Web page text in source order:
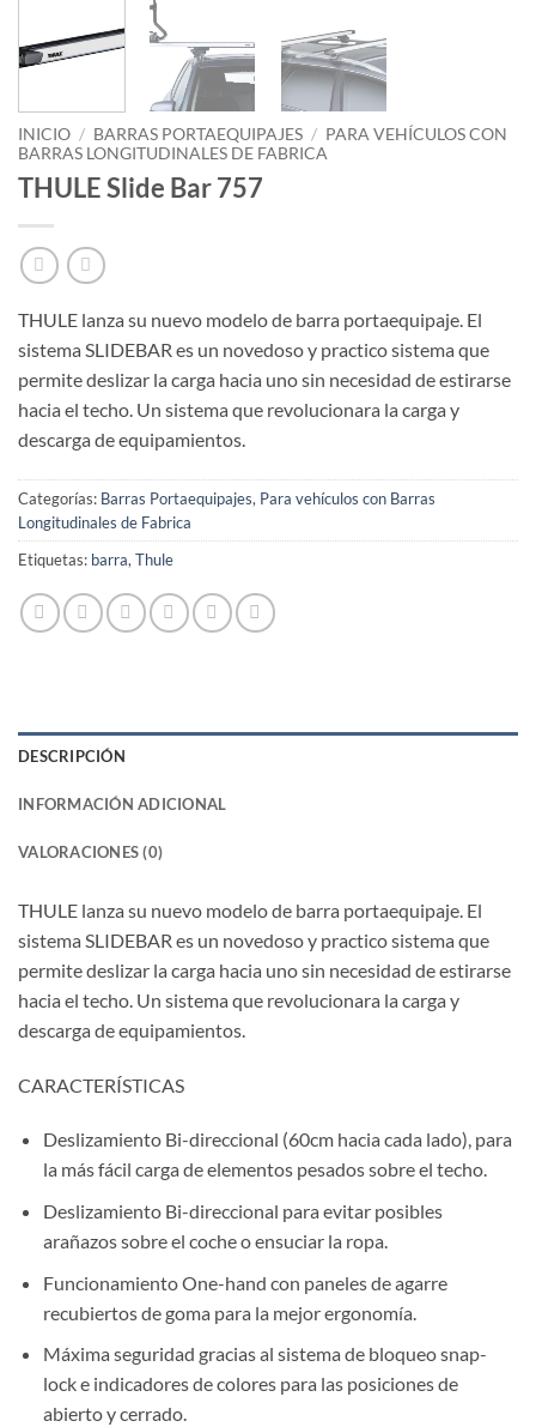
INICIO / BARRAS PORTAEQUIPAJES / PARA VEHÍCULOS CON
BARRAS LONGITUDINALES DE FABRICA
THULE Slide Bar 757
THULE lanza su nuevo modelo de barra portaequipaje. El
sistema SLIDEBAR es un novedoso y practico sistema que
permite deslizar la carga hacia uno sin necesidad de estirarse
hacia el techo. Un sistema que revolucionara la carga y
descarga de equipamientos.
Categorías: Barras Portaequipajes, Para vehículos con Barras
Longitudinales de Fabrica
Etiquetas: barra, Thule
DESCRIPCIÓN
INFORMACIÓN ADICIONAL
VALORACIONES (0)
THULE lanza su nuevo modelo de barra portaequipaje. El
sistema SLIDEBAR es un novedoso y practico sistema que
permite deslizar la carga hacia uno sin necesidad de estirarse
hacia el techo. Un sistema que revolucionara la carga y
descarga de equipamientos.
CARACTERÍSTICAS
Deslizamiento Bi-direccional (60cm hacia cada lado), para
la más fácil carga de elementos pesados sobre el techo.
Deslizamiento Bi-direccional para evitar posibles
arañazos sobre el coche o ensuciar la ropa.
Funcionamiento One-hand con paneles de agarre
recubiertos de goma para la mejor ergonomía.
Máxima seguridad gracias al sistema de bloqueo snap-
lock e indicadores de colores para las posiciones de
abierto y cerrado.